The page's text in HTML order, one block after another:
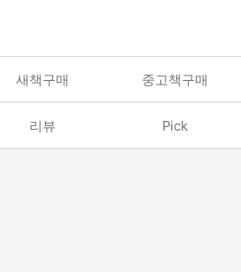
새책구매 중고책구매
리뷰 Pick